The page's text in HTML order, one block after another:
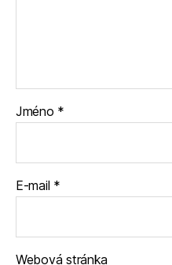
Jméno *
E-mail *
Webová stránka